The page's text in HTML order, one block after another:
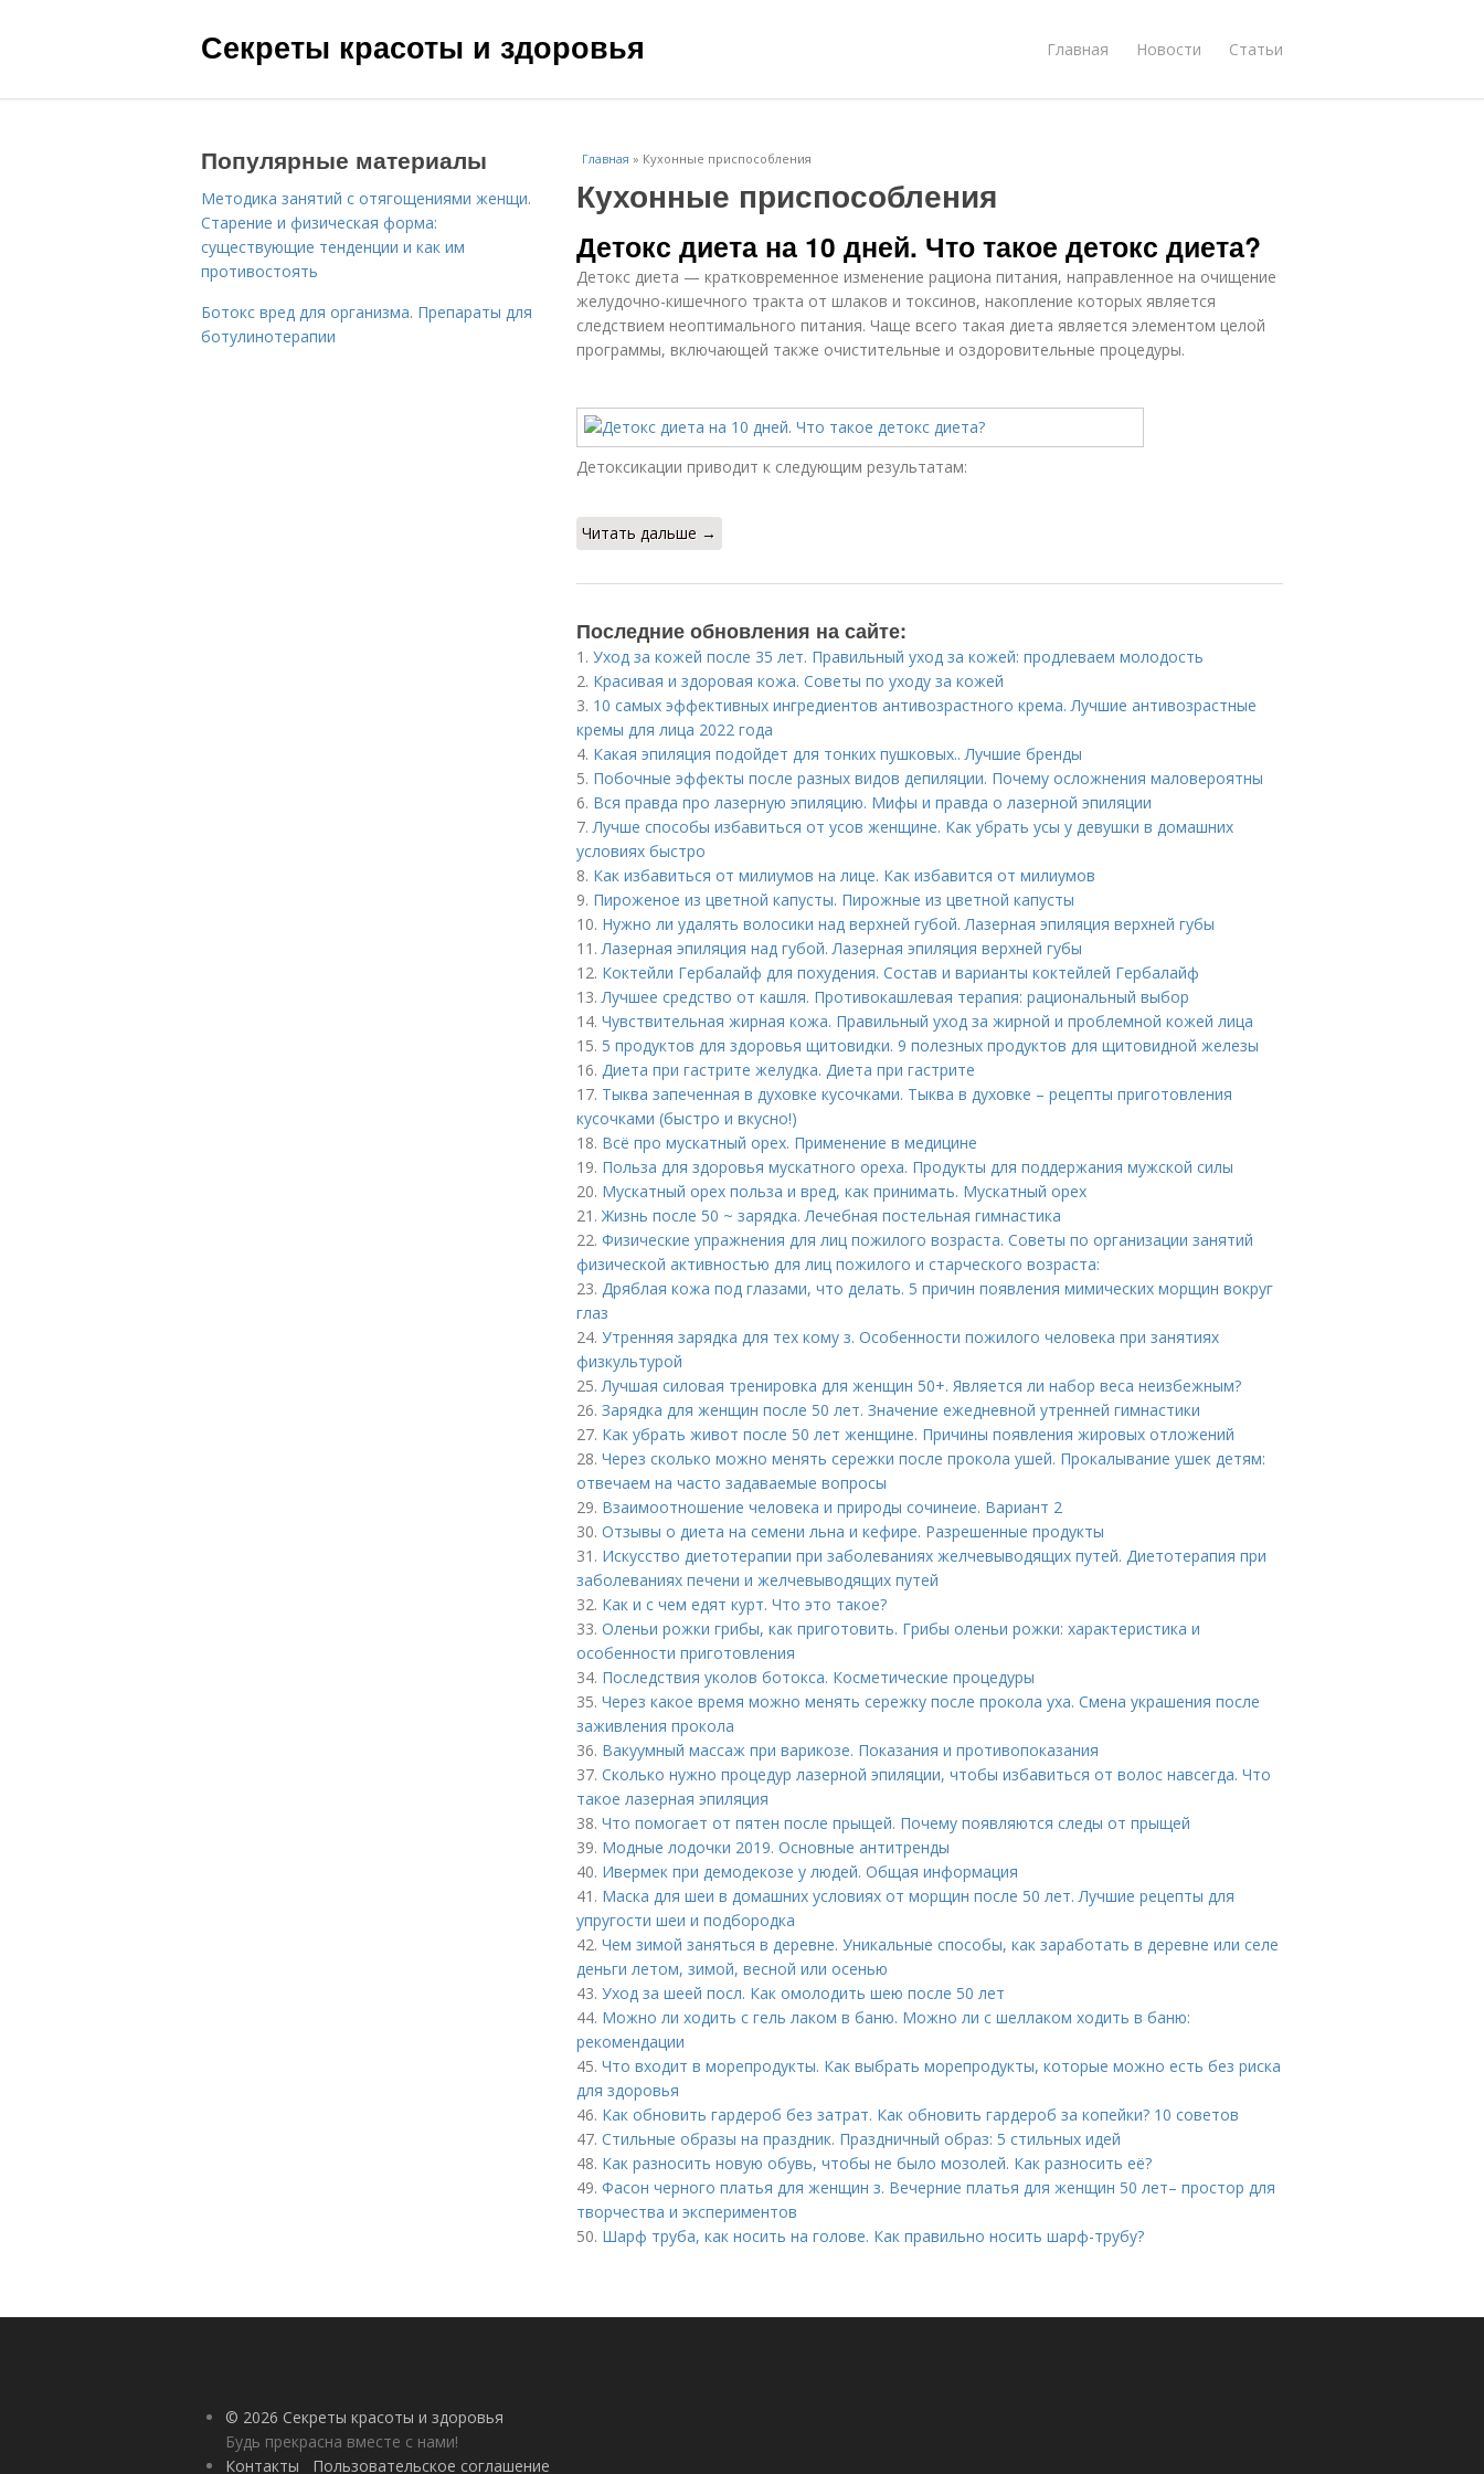
Секреты красоты и здоровья Главная Новости Статьи
Главная » Кухонные приспособления
Кухонные приспособления
Детокс диета на 10 дней. Что такое детокс диета?
Детокс диета — кратковременное изменение рациона питания, направленное на очищение
желудочно-кишечного тракта от шлаков и токсинов, накопление которых является
следствием неоптимального питания. Чаще всего такая диета является элементом целой
программы, включающей также очистительные и оздоровительные процедуры.
Детоксикации приводит к следующим результатам:
Читать дальше →
Последние обновления на сайте:
1. Уход за кожей после 35 лет. Правильный уход за кожей: продлеваем молодость
2. Красивая и здоровая кожа. Советы по уходу за кожей
3. 10 самых эффективных ингредиентов антивозрастного крема. Лучшие антивозрастные
кремы для лица 2022 года
4. Какая эпиляция подойдет для тонких пушковых.. Лучшие бренды
5. Побочные эффекты после разных видов депиляции. Почему осложнения маловероятны
6. Вся правда про лазерную эпиляцию. Мифы и правда о лазерной эпиляции
7.Лучше способы избавиться от усов женщине. Как убрать усы у девушки в домашних
условиях быстро
8. Как избавиться от милиумов на лице. Как избавится от милиумов
9. Пироженое из цветной капусты. Пирожные из цветной капусты
10. Нужно ли удалять волосики над верхней губой. Лазерная эпиляция верхней губы
11.Лазерная эпиляция над губой. Лазерная эпиляция верхней губы
12. Коктейли Гербалайф для похудения. Состав и варианты коктейлей Гербалайф
13.Лучшее средство от кашля. Противокашлевая терапия: рациональный выбор
14. Чувствительная жирная кожа. Правильный уход за жирной и проблемной кожей лица
15. 5 продуктов для здоровья щитовидки. 9 полезных продуктов для щитовидной железы
16. Диета при гастрите желудка. Диета при гастрите
17. Тыква запеченная в духовке кусочками. Тыква в духовке – рецепты приготовления
кусочками (быстро и вкусно!)
18. Всё про мускатный орех. Применение в медицине
19. Польза для здоровья мускатного ореха. Продукты для поддержания мужской силы
20. Мускатный орех польза и вред, как принимать. Мускатный орех
21.Жизнь после 50 ~ зарядка. Лечебная постельная гимнастика
22. Физические упражнения для лиц пожилого возраста. Советы по организации занятий
физической активностью для лиц пожилого и старческого возраста:
23. Дряблая кожа под глазами, что делать. 5 причин появления мимических морщин вокруг
глаз
24. Утренняя зарядка для тех кому з. Особенности пожилого человека при занятиях
физкультурой
25.Лучшая силовая тренировка для женщин 50+. Является ли набор веса неизбежным?
26. Зарядка для женщин после 50 лет. Значение ежедневной утренней гимнастики
27. Как убрать живот после 50 лет женщине. Причины появления жировых отложений
28. Через сколько можно менять сережки после прокола ушей. Прокалывание ушек детям:
отвечаем на часто задаваемые вопросы
29. Взаимоотношение человека и природы сочинеие. Вариант 2
30. Отзывы о диета на семени льна и кефире. Разрешенные продукты
31. Искусство диетотерапии при заболеваниях желчевыводящих путей. Диетотерапия при
заболеваниях печени и желчевыводящих путей
32. Как и с чем едят курт. Что это такое?
33. Оленьи рожки грибы, как приготовить. Грибы оленьи рожки: характеристика и
особенности приготовления
34. Последствия уколов ботокса. Косметические процедуры
35. Через какое время можно менять сережку после прокола уха. Смена украшения после
заживления прокола
36. Вакуумный массаж при варикозе. Показания и противопоказания
37. Сколько нужно процедур лазерной эпиляции, чтобы избавиться от волос навсегда. Что
такое лазерная эпиляция
38. Что помогает от пятен после прыщей. Почему появляются следы от прыщей
39. Модные лодочки 2019. Основные антитренды
40. Ивермек при демодекозе у людей. Общая информация
41. Маска для шеи в домашних условиях от морщин после 50 лет. Лучшие рецепты для
упругости шеи и подбородка
42. Чем зимой заняться в деревне. Уникальные способы, как заработать в деревне или селе
деньги летом, зимой, весной или осенью
43. Уход за шеей посл. Как омолодить шею после 50 лет
44. Можно ли ходить с гель лаком в баню. Можно ли с шеллаком ходить в баню:
рекомендации
45. Что входит в морепродукты. Как выбрать морепродукты, которые можно есть без риска
для здоровья
46. Как обновить гардероб без затрат. Как обновить гардероб за копейки? 10 советов
47. Стильные образы на праздник. Праздничный образ: 5 стильных идей
48. Как разносить новую обувь, чтобы не было мозолей. Как разносить её?
49. Фасон черного платья для женщин з. Вечерние платья для женщин 50 лет– простор для
творчества и экспериментов
50. Шарф труба, как носить на голове. Как правильно носить шарф-трубу?
Популярные материалы
Методика занятий с отягощениями женщи.
Старение и физическая форма:
существующие тенденции и как им
противостоять
Ботокс вред для организма. Препараты для
ботулинотерапии
© 2026 Секреты красоты и здоровья
Будь прекрасна вместе с нами!
Контакты
Пользовательское соглашение